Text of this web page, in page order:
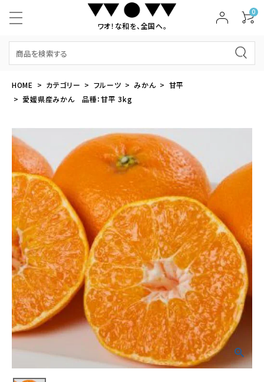
ワオ！な和を、全国へ。
0
HOME カテゴリー フルーツ みかん
甘平
愛媛県産みかん 品種：甘平 3kg